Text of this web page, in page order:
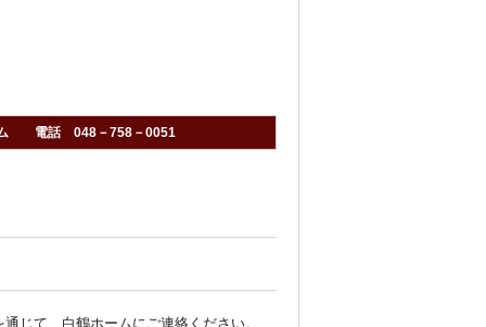
ム 電話 048－758－0051
じて、白鶴ホームにご連絡ください。